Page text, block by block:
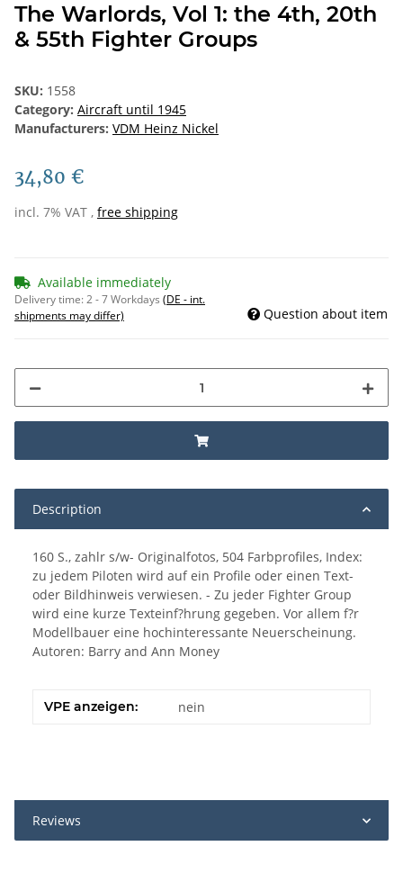
The Warlords, Vol 1: the 4th, 20th
& 55th Fighter Groups
SKU: 1558
Category: Aircraft until 1945
Manufacturers: VDM Heinz Nickel
34,80 €
incl. 7% VAT , free shipping
Available immediately
Delivery time:2 - 7 Workdays (DE - int.
shipments may differ)
Question about item
Description
160 S., zahlr s/w- Originalfotos, 504 Farbprofiles, Index:
zu jedem Piloten wird auf ein Profile oder einen Text-
oder Bildhinweis verwiesen. - Zu jeder Fighter Group
wird eine kurze Texteinf?hrung gegeben. Vor allem f?r
Modellbauer eine hochinteressante Neuerscheinung.
Autoren: Barry and Ann Money
VPE anzeigen: nein
Reviews